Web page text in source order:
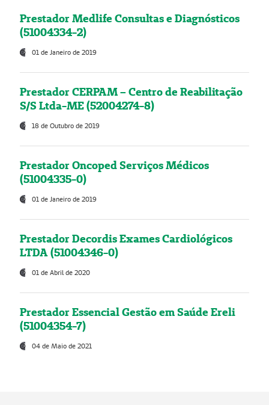
Prestador Medlife Consultas e Diagnósticos
(51004334-2)
01 de Janeiro de 2019
Prestador CERPAM – Centro de Reabilitação
S/S Ltda-ME (52004274-8)
18 de Outubro de 2019
Prestador Oncoped Serviços Médicos
(51004335-0)
01 de Janeiro de 2019
Prestador Decordis Exames Cardiológicos
LTDA (51004346-0)
01 de Abril de 2020
Prestador Essencial Gestão em Saúde Ereli
(51004354-7)
04 de Maio de 2021